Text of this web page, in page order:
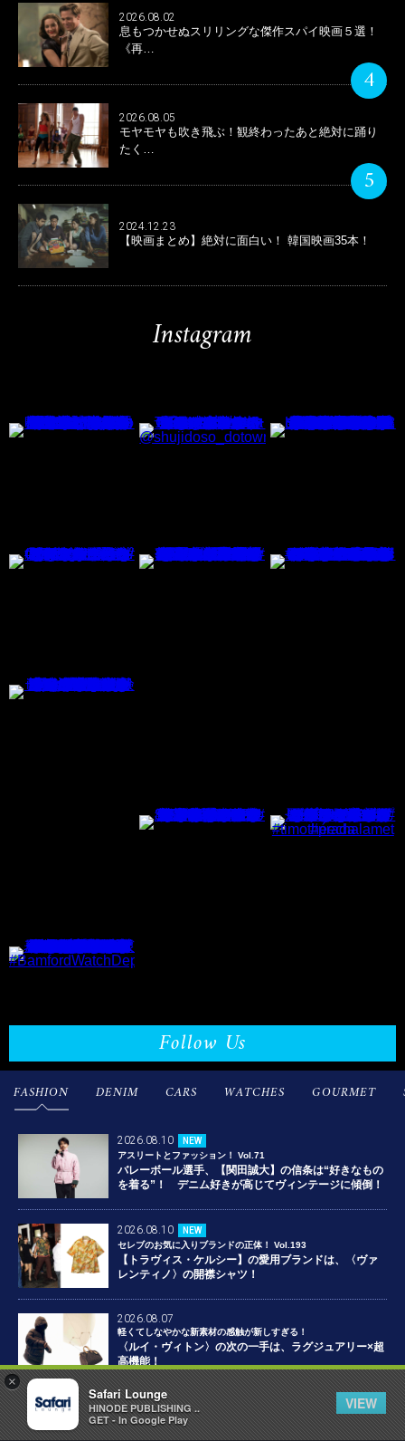
×
Safari Lounge
HINODE PUBLISHING ..
GET - In Google Play
VIEW
2026.08.02
息もつかせぬスリリングな傑作スパイ映画５選！
《再…
4
2026.08.05
モヤモヤも吹き飛ぶ！観終わったあと絶対に踊り
たく…
5
2024.12.23
【映画まとめ】絶対に面白い！ 韓国映画35本！
Instagram
Follow Us
FASHION DENIM CARS WATCHES GOURMET
2026.08.10
NEW
アスリートとファッション！ Vol.71
バレーボール選手、【関田誠大】の信条は“好きなもの
を着る”！ デニム好きが高じてヴィンテージに傾倒！
2026.08.10
NEW
セレブのお気に入りブランドの正体！ Vol.193
【トラヴィス・ケルシー】の愛用ブランドは、〈ヴァ
レンティノ〉の開襟シャツ！
2026.08.07
軽くてしなやかな新素材の感触が新しすぎる！
〈ルイ・ヴィトン〉の次の一手は、ラグジュアリー×超
高機能！
2026.08.07
ナイジェル・ケーボンが愛した街、
表参道に新たなショップをオープン